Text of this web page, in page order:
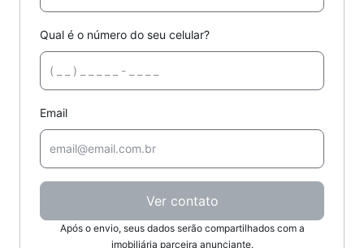
Qual é o número do seu celular?
Email
Ver contato
Após o envio, seus dados serão compartilhados com a
imobiliária parceira anunciante.